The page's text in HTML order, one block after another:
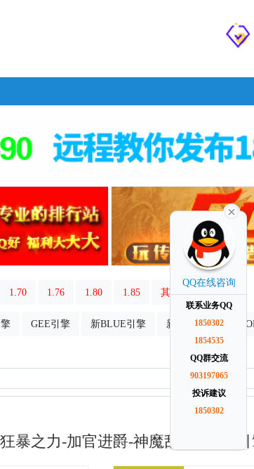
1.70 1.76 1.80 1.85 其它类型
GEE引擎 新BLUE引擎 新GOM引擎
暴之力-加官进爵-神魔乱舞-GOM
QQ在线咨询
联系业务QQ
1850302
1854535
QQ群交流
903197065
投诉建议
1850302